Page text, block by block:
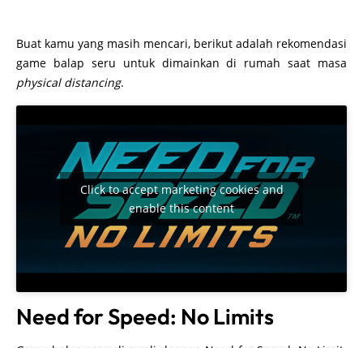
Buat kamu yang masih mencari, berikut adalah rekomendasi
game balap seru untuk dimainkan di rumah saat masa
physical distancing.
Click to accept marketing cookies and
enable this content
Need for Speed: No Limits